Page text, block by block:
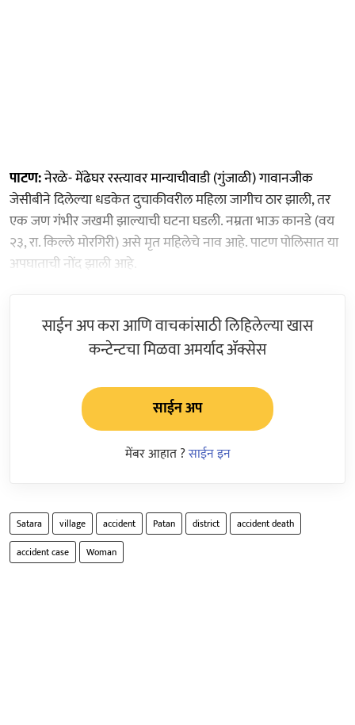
पाटण:नेरळे- मेंढेघर रस्त्यावर मान्याचीवाडी (गुंजाळी) गावानजीक
जेसीबीने दिलेल्‍या धडकेत दुचाकीवरील महिला जागीच ठार झाली, तर
एक जण गंभीर जखमी झाल्याची घटना घडली. नम्रता भाऊ कानडे (वय
२३, रा. किल्ले मोरगिरी) असे मृत महिलेचे नाव आहे. पाटण पोलिसात या
अपघाताची नोंद झाली आहे.
साईन अप करा आणि वाचकांसाठी लिहिलेल्या खास
कन्टेन्टचा मिळवा अमर्याद ॲक्सेस
साईन अप
मेंबर आहात ?साईन इन
Satara village accident Patan district
accident death
accident case
Woman